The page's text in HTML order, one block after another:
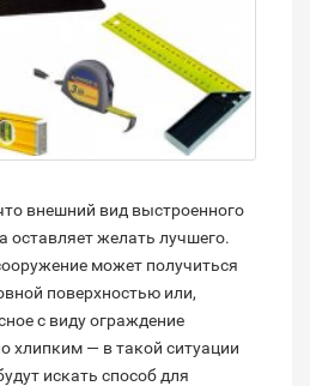
внешний вид выстроенного
оставляет желать лучшего.
может получиться
поверхностью или,
с виду ограждение
хлипким — в такой ситуации
искать способ для